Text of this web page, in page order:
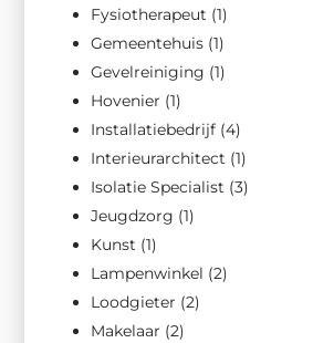
Fysiotherapeut (1)
Gemeentehuis (1)
Gevelreiniging (1)
Hovenier (1)
Installatiebedrijf (4)
Interieurarchitect (1)
Isolatie Specialist (3)
Jeugdzorg (1)
Kunst (1)
Lampenwinkel (2)
Loodgieter (2)
Makelaar (2)